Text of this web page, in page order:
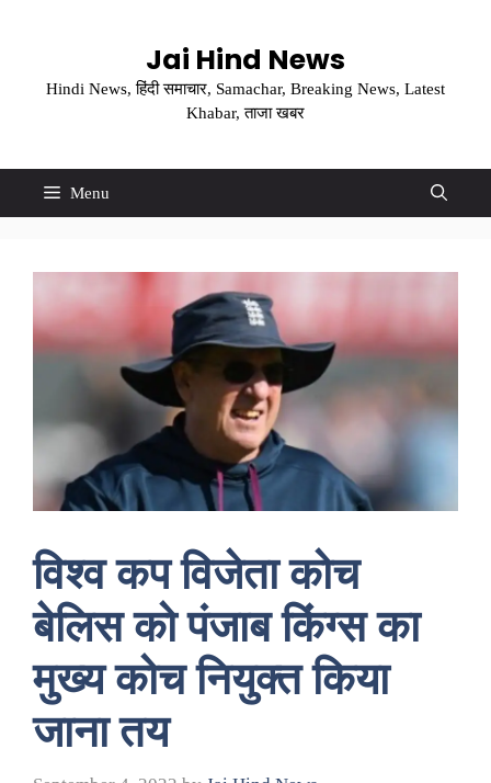
Jai Hind News
Hindi News, हिंदी समाचार, Samachar, Breaking News, Latest
Khabar, ताजा खबर
Menu
विश्व कप विजेता कोच
बेलिस को पंजाब किंग्स का
मुख्य कोच नियुक्त किया
जाना तय